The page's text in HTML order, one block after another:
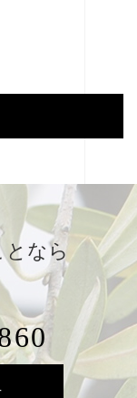
となら